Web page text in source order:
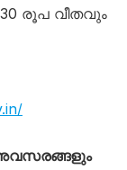
രൂപ വീതവും